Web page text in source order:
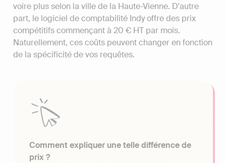
voire plus selon la ville de la Haute-Vienne. D'autre
part, le logiciel de comptabilité Indy offre des prix
compétitifs commençant à 20 € HT par mois.
Naturellement, ces coûts peuvent changer en fonction
de la spécificité de vos requêtes.
Comment expliquer une telle différence de
prix ?